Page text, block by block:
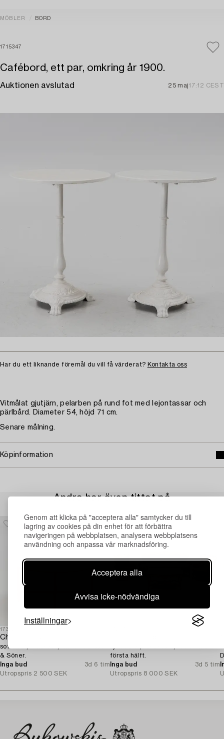
Genom att klicka på "acceptera alla" samtycker du till
lagring av cookies på din enhet för att förbättra
navigeringen på webbplatsen, analysera webbplatsens
användning och anpassa vår marknadsföring.
Acceptera alla
Avvisa icke-nödvändiga
Inställningar
MÖBLER BORD
1715347
Cafébord, ett par, omkring år 1900.
Auktionen avslutad 25 maj17:12 CEST
Har du ett liknande föremål du vill få värderat? Kontakta oss
Vitmålat gjutjärn, pelarben på rund fot med lejontassar och
pärlbård. Diameter 54, höjd 71 cm.
Senare målning.
Köpinformation
Andra har även tittat på
1731242
Christina Fürst,
soffbord, "Kaskad", Karl Andersson
& Söner.
Inga bud
3d 6 tim
Utropspris 2 500 SEK
första hälft.
Inga bud
3d 5 tim
Utropspris 8 000 SEK